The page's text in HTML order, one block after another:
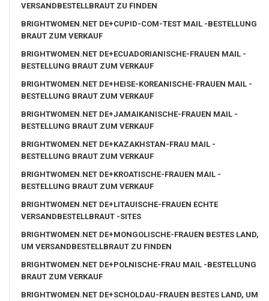
VERSANDBESTELLBRAUT ZU FINDEN
BRIGHTWOMEN.NET DE+CUPID-COM-TEST MAIL -BESTELLUNG
BRAUT ZUM VERKAUF
BRIGHTWOMEN.NET DE+ECUADORIANISCHE-FRAUEN MAIL -
BESTELLUNG BRAUT ZUM VERKAUF
BRIGHTWOMEN.NET DE+HEISE-KOREANISCHE-FRAUEN MAIL -
BESTELLUNG BRAUT ZUM VERKAUF
BRIGHTWOMEN.NET DE+JAMAIKANISCHE-FRAUEN MAIL -
BESTELLUNG BRAUT ZUM VERKAUF
BRIGHTWOMEN.NET DE+KAZAKHSTAN-FRAU MAIL -
BESTELLUNG BRAUT ZUM VERKAUF
BRIGHTWOMEN.NET DE+KROATISCHE-FRAUEN MAIL -
BESTELLUNG BRAUT ZUM VERKAUF
BRIGHTWOMEN.NET DE+LITAUISCHE-FRAUEN ECHTE
VERSANDBESTELLBRAUT -SITES
BRIGHTWOMEN.NET DE+MONGOLISCHE-FRAUEN BESTES LAND,
UM VERSANDBESTELLBRAUT ZU FINDEN
BRIGHTWOMEN.NET DE+POLNISCHE-FRAU MAIL -BESTELLUNG
BRAUT ZUM VERKAUF
BRIGHTWOMEN.NET DE+SCHOLDAU-FRAUEN BESTES LAND, UM